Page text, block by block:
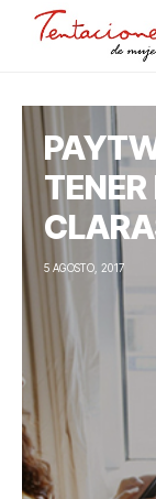
5 AGOSTO, 2017